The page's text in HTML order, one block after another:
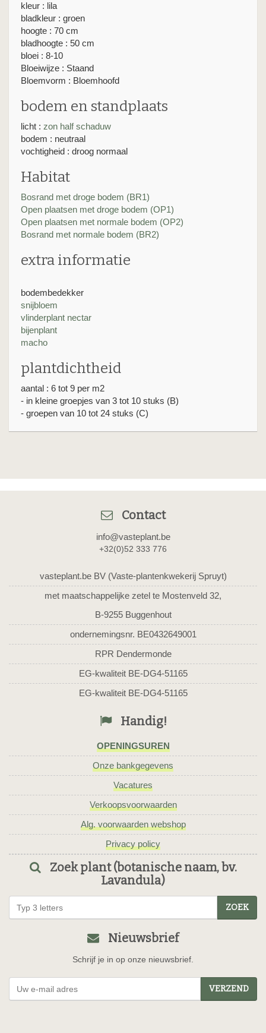
kleur : lila
bladkleur : groen
hoogte : 70 cm
bladhoogte : 50 cm
bloei : 8-10
Bloeiwijze : Staand
Bloemvorm : Bloemhoofd
bodem en standplaats
licht : zon half schaduw
bodem : neutraal
vochtigheid : droog normaal
Habitat
Bosrand met droge bodem (BR1)
Open plaatsen met droge bodem (OP1)
Open plaatsen met normale bodem (OP2)
Bosrand met normale bodem (BR2)
extra informatie
bodembedekker
snijbloem
vlinderplant nectar
bijenplant
macho
plantdichtheid
aantal : 6 tot 9 per m2
- in kleine groepjes van 3 tot 10 stuks (B)
- groepen van 10 tot 24 stuks (C)
Contact
info@vasteplant.be
+32(0)52 333 776
vasteplant.be BV (Vaste-plantenkwekerij Spruyt)
met maatschappelijke zetel te Mostenveld 32,
B-9255 Buggenhout
ondernemingsnr. BE0432649001
RPR Dendermonde
EG-kwaliteit BE-DG4-51165
EG-kwaliteit BE-DG4-51165
Handig!
OPENINGSUREN
Onze bankgegevens
Vacatures
Verkoopsvoorwaarden
Alg. voorwaarden webshop
Privacy policy
Zoek plant (botanische naam, bv.
Lavandula)
ZOEK
Nieuwsbrief
Schrijf je in op onze nieuwsbrief.
VERZEND